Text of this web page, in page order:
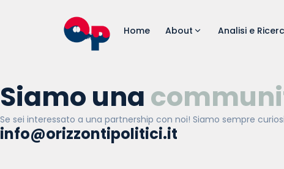
Home About Analisi e
Siamo una
Se sei interessato a una partnership con noi! Siamo sempre
info@orizzontipolitici.it